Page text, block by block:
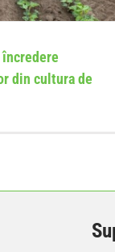
din cultura de